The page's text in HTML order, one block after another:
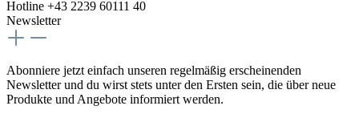
Hotline +43 2239 60111 40
Newsletter
Abonniere jetzt einfach unseren regelmäßig erscheinenden
Newsletter und du wirst stets unter den Ersten sein, die über neue
Produkte und Angebote informiert werden.